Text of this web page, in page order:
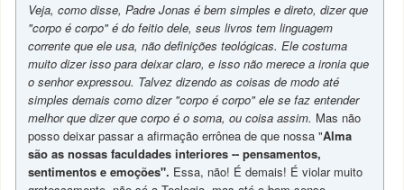
Veja, como disse, Padre Jonas é bem simples e direto, dizer que
"corpo é corpo" é do feitio dele, seus livros tem linguagem
corrente que ele usa, não definições teológicas. Ele costuma
muito dizer isso para deixar claro, e isso não merece a ironia que
o senhor expressou. Talvez dizendo as coisas de modo até
simples demais como dizer "corpo é corpo" ele se faz entender
melhor que dizer que corpo é o soma, ou coisa assim. Mas não
posso deixar passar a afirmação errônea de que nossa "Alma
são as nossas faculdades interiores -- pensamentos,
sentimentos e emoções". Essa, não! É demais! É violar muito